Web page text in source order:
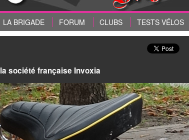
LA BRIGADE FORUM CLUBS TESTS VÉLOS
société française Invoxia